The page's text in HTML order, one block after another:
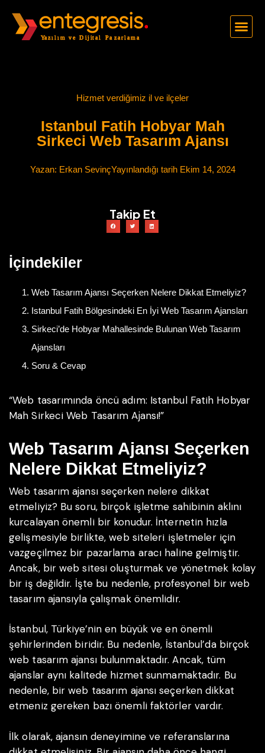
Hizmet verdiğimiz il ve ilçeler
Istanbul Fatih Hobyar Mah
Sirkeci Web Tasarım Ajansı
Yazan: Erkan SevinçYayınlandığı tarihEkim 14, 2024
Takip Et
İçindekiler
Web Tasarım Ajansı Seçerken Nelere Dikkat Etmeliyiz?
Istanbul Fatih Bölgesindeki En İyi Web Tasarım Ajansları
Sirkeci’de Hobyar Mahallesinde Bulunan Web Tasarım
Ajansları
Soru & Cevap
“Web tasarımında öncü adım: Istanbul Fatih Hobyar
Mah Sirkeci Web Tasarım Ajansı!”
Web Tasarım Ajansı Seçerken
Nelere Dikkat Etmeliyiz?
Web tasarım ajansı seçerken nelere dikkat
etmeliyiz? Bu soru, birçok işletme sahibinin aklını
kurcalayan önemli bir konudur. İnternetin hızla
gelişmesiyle birlikte, web siteleri işletmeler için
vazgeçilmez bir pazarlama aracı haline gelmiştir.
Ancak, bir web sitesi oluşturmak ve yönetmek kolay
bir iş değildir. İşte bu nedenle, profesyonel bir web
tasarım ajansıyla çalışmak önemlidir.
İstanbul, Türkiye’nin en büyük ve en önemli
şehirlerinden biridir. Bu nedenle, İstanbul’da birçok
web tasarım ajansı bulunmaktadır. Ancak, tüm
ajanslar aynı kalitede hizmet sunmamaktadır. Bu
nedenle, bir web tasarım ajansı seçerken dikkat
etmeniz gereken bazı önemli faktörler vardır.
İlk olarak, ajansın deneyimine ve referanslarına